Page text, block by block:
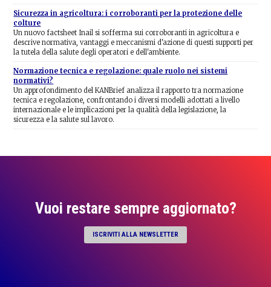
Sicurezza in agricoltura: i corroboranti per la protezione delle
colture
Un nuovo factsheet Inail si sofferma sui corroboranti in agricoltura e
descrive normativa, vantaggi e meccanismi d'azione di questi supporti per
la tutela della salute degli operatori e dell'ambiente.
Normazione tecnica e regolazione: quale ruolo nei sistemi
normativi?
Un approfondimento del KANBrief analizza il rapporto tra normazione
tecnica e regolazione, confrontando i diversi modelli adottati a livello
internazionale e le implicazioni per la qualità della legislazione, la
sicurezza e la salute sul lavoro.
Vuoi restare sempre aggiornato?
ISCRIVITI ALLA NEWSLETTER